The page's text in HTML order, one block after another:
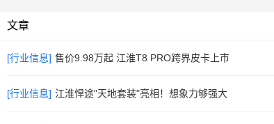
文章
[行业信息] 售价9.98万起 江淮T8 PRO跨界皮卡上市
[行业信息] 江淮悍途"天地套装"亮相！想象力够强大